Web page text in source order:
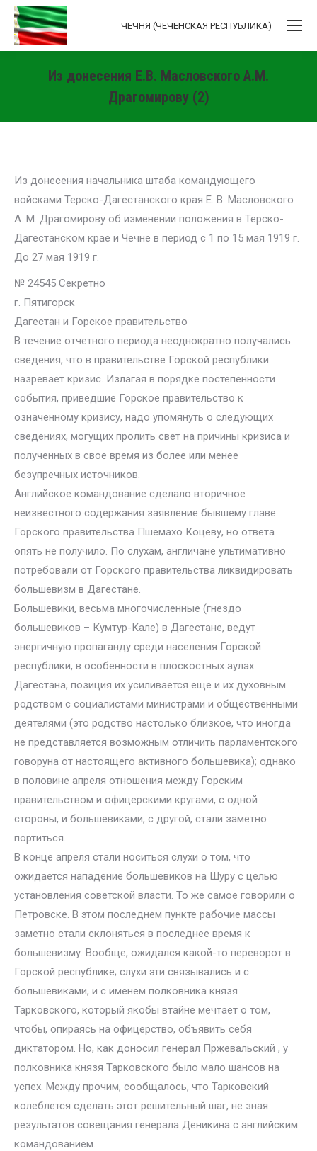
ЧЕЧНЯ (ЧЕЧЕНСКАЯ РЕСПУБЛИКА)
Из донесения Е.В. Масловского А.М.
Драгомирову (2)
Из донесения начальника штаба командующего
войсками Терско-Дагестанского края Е. В. Масловского
А. М. Драгомирову об изменении положения в Терско-
Дагестанском крае и Чечне в период с 1 по 15 мая 1919 г.
До 27 мая 1919 г.
№ 24545 Секретно
г. Пятигорск
Дагестан и Горское правительство
В течение отчетного периода неоднократно получались
сведения, что в правительстве Горской республики
назревает кризис. Излагая в порядке постепенности
события, приведшие Горское правительство к
означенному кризису, надо упомянуть о следующих
сведениях, могущих пролить свет на причины кризиса и
полученных в свое время из более или менее
безупречных источников.
Английское командование сделало вторичное
неизвестного содержания заявление бывшему главе
Горского правительства Пшемахо Коцеву, но ответа
опять не получило. По слухам, англичане ультимативно
потребовали от Горского правительства ликвидировать
большевизм в Дагестане.
Большевики, весьма многочисленные (гнездо
большевиков – Кумтур-Кале) в Дагестане, ведут
энергичную пропаганду среди населения Горской
республики, в особенности в плоскостных аулах
Дагестана, позиция их усиливается еще и их духовным
родством с социалистами министрами и общественными
деятелями (это родство настолько близкое, что иногда
не представляется возможным отличить парламентского
говоруна от настоящего активного большевика); однако
в половине апреля отношения между Горским
правительством и офицерскими кругами, с одной
стороны, и большевиками, с другой, стали заметно
портиться.
В конце апреля стали носиться слухи о том, что
ожидается нападение большевиков на Шуру с целью
установления советской власти. То же самое говорили о
Петровске. В этом последнем пункте рабочие массы
заметно стали склоняться в последнее время к
большевизму. Вообще, ожидался какой-то переворот в
Горской республике; слухи эти связывались и с
большевиками, и с именем полковника князя
Тарковского, который якобы втайне мечтает о том,
чтобы, опираясь на офицерство, объявить себя
диктатором. Но, как доносил генерал Пржевальский , у
полковника князя Тарковского было мало шансов на
успех. Между прочим, сообщалось, что Тарковский
колеблется сделать этот решительный шаг, не зная
результатов совещания генерала Деникина с английским
командованием.